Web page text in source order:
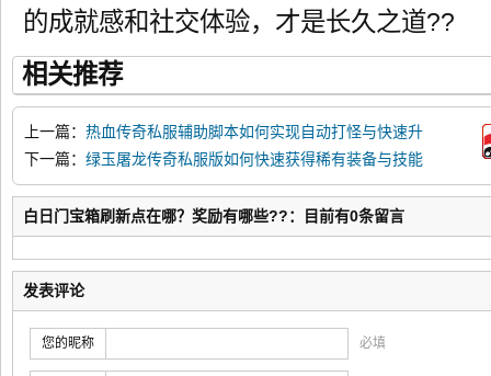
的成就感和社交体验，才是长久之道??
相关推荐
上一篇： 热血传奇私服辅助脚本如何实现自动打怪与快速升
级？
下一篇： 绿玉屠龙传奇私服版如何快速获得稀有装备与技能
书？
白日门宝箱刷新点在哪？奖励有哪些??：目前有0条留言
发表评论
您的昵称 必填